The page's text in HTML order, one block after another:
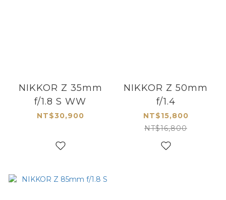
NIKKOR Z 35mm
f/1.8 S WW
NT$30,900
NIKKOR Z 50mm
f/1.4
NT$15,800
NT$16,800